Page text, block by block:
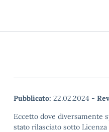
Pubblicato: 22.02.2024 -
Eccetto dove diversamente
stato rilasciato sotto